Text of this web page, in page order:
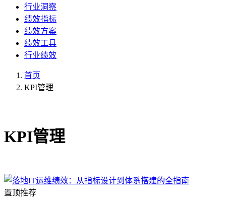
行业洞察
绩效指标
绩效方案
绩效工具
行业绩效
首页
KPI管理
KPI管理
置顶推荐